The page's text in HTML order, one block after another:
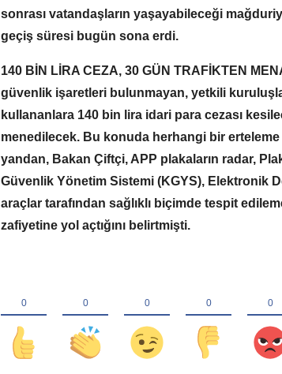
sonrası vatandaşların yaşayabileceği
geçiş süresi bugün sona erdi.
140 BİN LİRA CEZA, 30 GÜN TRAFİKTEN
güvenlik işaretleri bulunmayan, yetkili
kullananlara 140 bin lira idari para cezası
menedilecek. Bu konuda herhangi bir
yandan, Bakan Çiftçi, APP plakaların radar,
Güvenlik Yönetim Sistemi (KGYS), Elektronik
araçlar tarafından sağlıklı biçimde tespit
zafiyetine yol açtığını belirtmişti.